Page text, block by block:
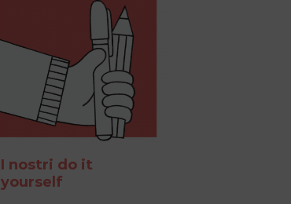
I nostri do it
yourself